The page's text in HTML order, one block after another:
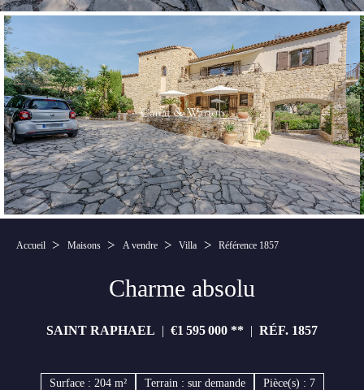
Accueil Maisons A vendre Villa Référence 1857
Charme absolu
SAINT RAPHAEL €1 595 000 ** RÉF. 1857
Surface : 204 m² Terrain : sur demande
Pièce(s) : 7